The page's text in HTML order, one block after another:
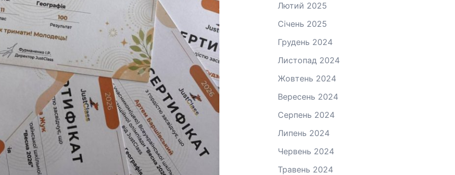
Лютий 2025
Січень 2025
Грудень 2024
Листопад 2024
Жовтень 2024
Вересень 2024
Серпень 2024
Липень 2024
Червень 2024
Травень 2024